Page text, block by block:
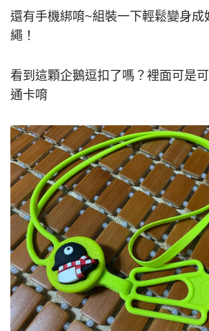
還有手機綁唷~組裝一下輕鬆變身成
繩！
看到這顆企鵝逗扣了嗎？裡面可是
通卡唷